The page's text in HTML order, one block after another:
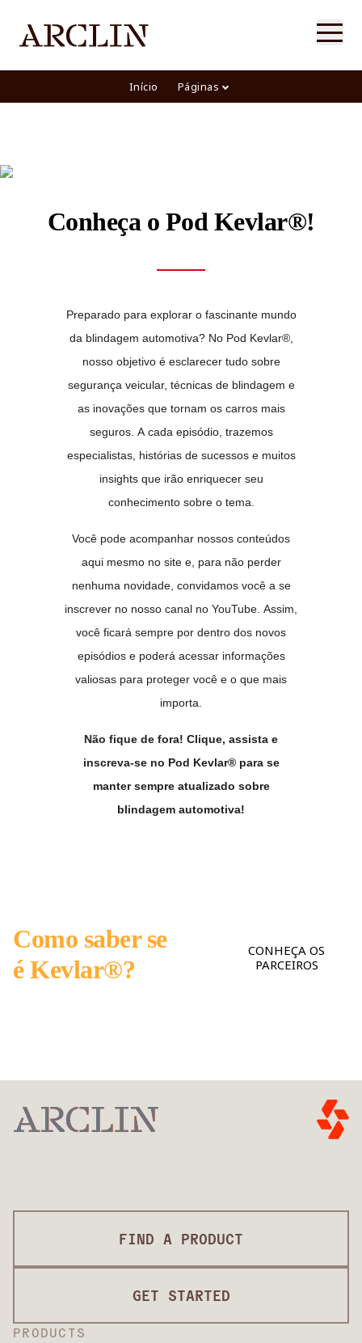
Início Páginas
Tudo sobre
Blindagem
Original
Conheça o Pod Kevlar®!
Preparado para explorar o fascinante mundo
da blindagem automotiva? No Pod Kevlar®,
nosso objetivo é esclarecer tudo sobre
segurança veicular, técnicas de blindagem e
as inovações que tornam os carros mais
seguros. A cada episódio, trazemos
especialistas, histórias de sucessos e muitos
insights que irão enriquecer seu
conhecimento sobre o tema.
Você pode acompanhar nossos conteúdos
aqui mesmo no site e, para não perder
nenhuma novidade, convidamos você a se
inscrever no nosso canal no YouTube. Assim,
você ficará sempre por dentro dos novos
episódios e poderá acessar informações
valiosas para proteger você e o que mais
importa.
Não fique de fora! Clique, assista e
inscreva-se no Pod Kevlar® para se
manter sempre atualizado sobre
blindagem automotiva!
Como saber se
é Kevlar®?
CONHEÇA OS
PARCEIROS
PRODUCTS
FIND A PRODUCT
GET STARTED